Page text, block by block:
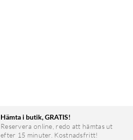
Hämta i butik, GRATIS!
Reservera online, redo att hämtas ut
efter 15 minuter. Kostnadsfritt!